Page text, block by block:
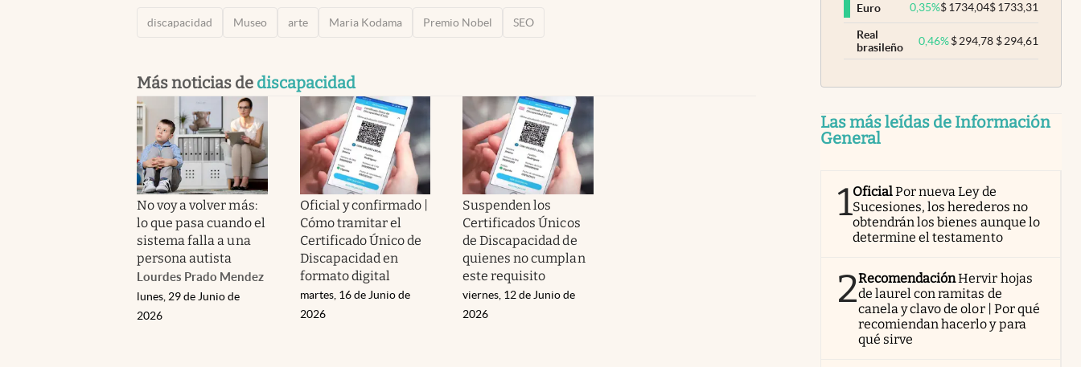
discapacidad Museo arte Maria Kodama Premio Nobel SEO
Más noticias de discapacidad
No voy a volver más:
lo que pasa cuando el
sistema falla a una
persona autista
Lourdes Prado Mendez
lunes, 29 de Junio de
2026
Oficial y confirmado |
Cómo tramitar el
Certificado Único de
Discapacidad en
formato digital
martes, 16 de Junio de
2026
Suspenden los
Certificados Únicos
de Discapacidad de
quienes no cumplan
este requisito
viernes, 12 de Junio de
2026
Euro 0,35%$1734,04$1733,31
Real
brasileño
0,46% $294,78 $294,61
Las más leídas de Información
General
1OficialPor nueva Ley de
Sucesiones, los herederos no
obtendrán los bienes aunque lo
determine el testamento
2RecomendaciónHervir hojas
de laurel con ramitas de
canela y clavo de olor | Por qué
recomiendan hacerlo y para
qué sirve